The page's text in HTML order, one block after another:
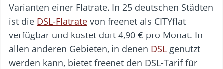
Varianten einer Flatrate. In 25 deutschen Städten
ist die DSL-Flatrate von freenet als CITYflat
verfügbar und kostet dort 4,90 € pro Monat. In
allen anderen Gebieten, in denen DSL genutzt
werden kann, bietet freenet den DSL-Tarif für